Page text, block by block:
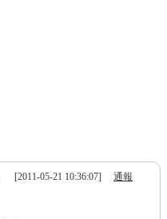
[2011-05-21 10:36:07] 通報